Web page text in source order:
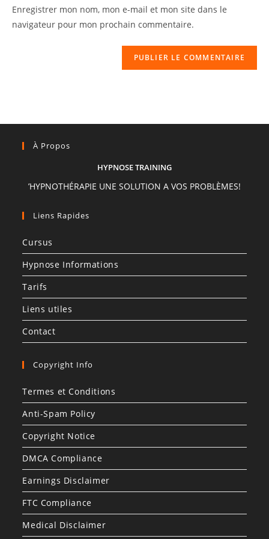
Enregistrer mon nom, mon e-mail et mon site dans le
navigateur pour mon prochain commentaire.
À Propos
HYPNOSE TRAINING
’HYPNOTHÉRAPIE UNE SOLUTION A VOS PROBLÈMES!
Liens Rapides
Cursus
Hypnose Informations
Tarifs
Liens utiles
Contact
Copyright Info
Termes et Conditions
Anti-Spam Policy
Copyright Notice
DMCA Compliance
Earnings Disclaimer
FTC Compliance
Medical Disclaimer